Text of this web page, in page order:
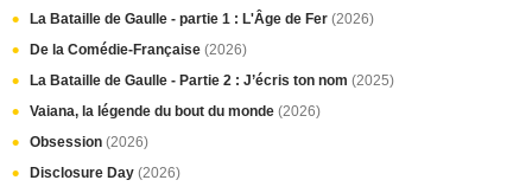
La Bataille de Gaulle - partie 1 : L'Âge de Fer (2026)
De la Comédie-Française (2026)
La Bataille de Gaulle - Partie 2 : J’écris ton nom (2025)
Vaiana, la légende du bout du monde (2026)
Obsession (2026)
Disclosure Day (2026)